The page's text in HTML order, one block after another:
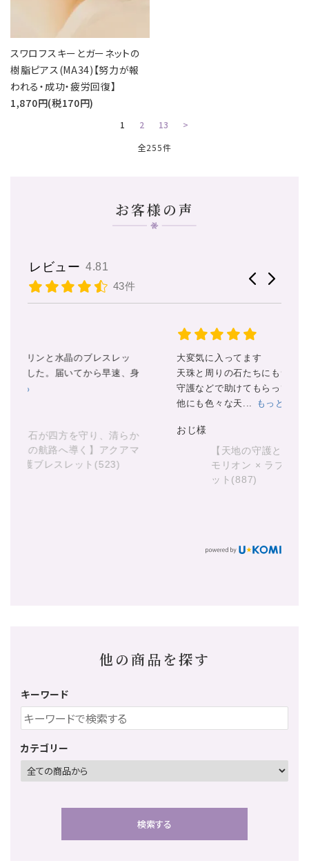
スワロフスキーとガーネットの
樹脂ピアス(MA34)【努力が報
われる・成功・疲労回復】
1,870円(税170円)
1 2 13
>
全255件
お客様の声
レビュー 4.81
43件
大変気に入ってます
天珠と周りの石たちにもサポートや
守護などで助けてもらってます。
おじ様
【天地の守護と漆黒の導き】 天地天珠 ×
モリオン × ラブラドライト 守護ブレスレ
他の商品を探す
キーワード
カテゴリー
検索する